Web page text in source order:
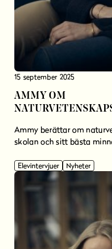
15 september 2025
AMMY OM
Ammy berättar om
skolan och sitt bästa
Elevintervjuer Nyheter